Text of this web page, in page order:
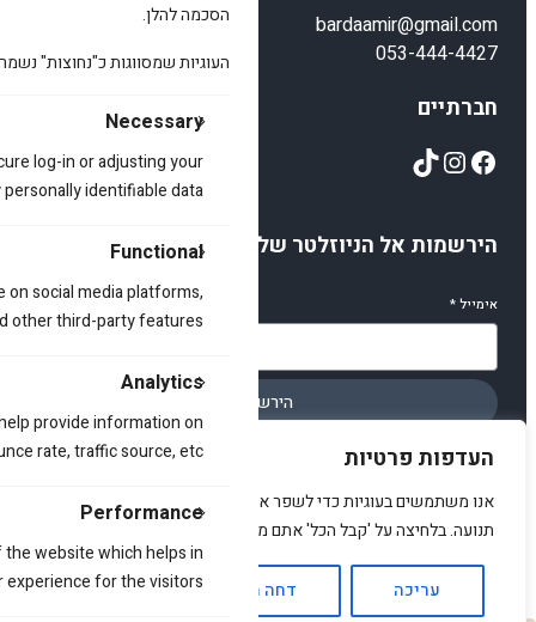
העדפות פרטיות
אנו משתמשים בעוגיות כדי לשפר את האתר, להציג תוכן מותאם ולנתח
תנועה. בלחיצה על 'קבל הכל' אתם מסכימים לכך.
עריכה דחה הכל אשר הכל
הסכמה להלן.
העוגיות שמסווגות כ"נחוצות"
Necessary
log-in or adjusting your
identifiable data.
Functional
social media platforms,
other third-party features.
Analytics
provide information on
rate, traffic source, etc.
Performance
website which helps in
for the visitors.
bardaamir@gmail.com
053-444-4427
חברתיים
Facebook
Instagram
TikTok
הירשמות אל הניוזלטר שלנו
אימייל*
הירשמו
© 2025 amirstuff. All rights reserved.